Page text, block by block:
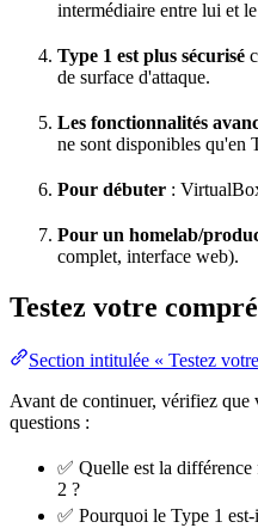
intermédiaire entre lui et
Type 1 est plus sécurisé
de surface d'attaque.
Les fonctionnalités
ne sont disponibles qu'en
Pour débuter :
Pour un homelab/
complet, interface web).
Testez votre
Section intitulée « Testez
Avant de continuer, vérifiez que
questions :
✅ Quelle est la
2 ?
✅ Pourquoi le Type 1